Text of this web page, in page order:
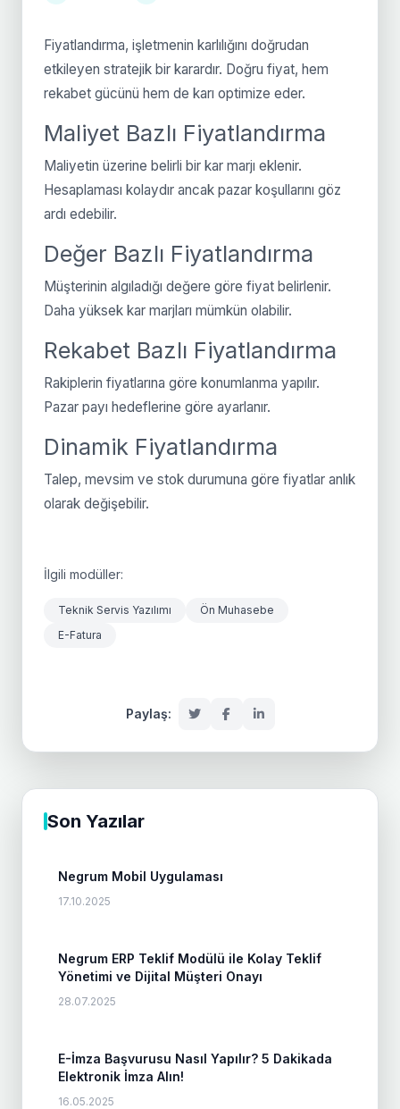
Fiyatlandırma, işletmenin karlılığını doğrudan
etkileyen stratejik bir karardır. Doğru fiyat, hem
rekabet gücünü hem de karı optimize eder.
Maliyet Bazlı Fiyatlandırma
Maliyetin üzerine belirli bir kar marjı eklenir.
Hesaplaması kolaydır ancak pazar koşullarını göz
ardı edebilir.
Değer Bazlı Fiyatlandırma
Müşterinin algıladığı değere göre fiyat belirlenir.
Daha yüksek kar marjları mümkün olabilir.
Rekabet Bazlı Fiyatlandırma
Rakiplerin fiyatlarına göre konumlanma yapılır.
Pazar payı hedeflerine göre ayarlanır.
Dinamik Fiyatlandırma
Talep, mevsim ve stok durumuna göre fiyatlar anlık
olarak değişebilir.
İlgili modüller:
Teknik Servis Yazılımı
Ön Muhasebe
E-Fatura
Paylaş:
Son Yazılar
Negrum Mobil Uygulaması
17.10.2025
Negrum ERP Teklif Modülü ile Kolay Teklif
Yönetimi ve Dijital Müşteri Onayı
28.07.2025
E-İmza Başvurusu Nasıl Yapılır? 5 Dakikada
Elektronik İmza Alın!
16.05.2025